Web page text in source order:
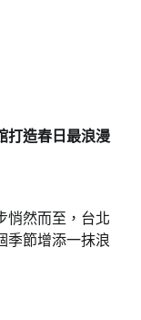
打造春日最浪漫
悄然而至，台北
季節增添一抹浪